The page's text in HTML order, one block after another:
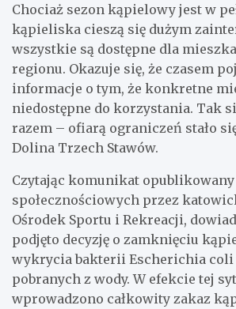
Chociaż sezon kąpielowy jest w
kąpieliska cieszą się dużym
wszystkie są dostępne dla
regionu. Okazuje się, że czasem
informacje o tym, że konkretne
niedostępne do korzystania. Tak
razem – ofiarą ograniczeń stało
Dolina Trzech Stawów.
Czytając komunikat
społecznościowych przez
Ośrodek Sportu i Rekreacji,
podjęto decyzję o zamknięciu
wykrycia bakterii Escherichia coli
pobranych z wody. W efekcie tej
wprowadzono całkowity zakaz